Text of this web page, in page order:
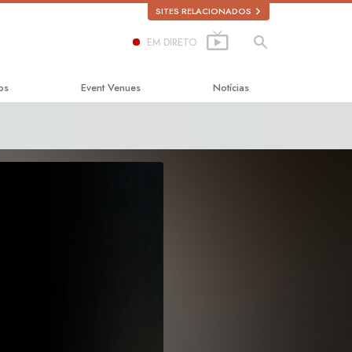
SITES RELACIONADOS
EM DIRETO
Event Venues Notícias